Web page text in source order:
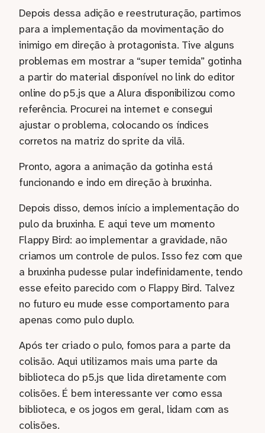
Depois dessa adição e reestruturação, partimos
para a implementação da movimentação do
inimigo em direção à protagonista. Tive alguns
problemas em mostrar a “super temida” gotinha
a partir do material disponível no link do editor
online do p5.js que a Alura disponibilizou como
referência. Procurei na internet e consegui
ajustar o problema, colocando os índices
corretos na matriz do sprite da vilã.
Pronto, agora a animação da gotinha está
funcionando e indo em direção à bruxinha.
Depois disso, demos início a implementação do
pulo da bruxinha. E aqui teve um momento
Flappy Bird: ao implementar a gravidade, não
criamos um controle de pulos. Isso fez com que
a bruxinha pudesse pular indefinidamente, tendo
esse efeito parecido com o Flappy Bird. Talvez
no futuro eu mude esse comportamento para
apenas como pulo duplo.
Após ter criado o pulo, fomos para a parte da
colisão. Aqui utilizamos mais uma parte da
biblioteca do p5.js que lida diretamente com
colisões. É bem interessante ver como essa
biblioteca, e os jogos em geral, lidam com as
colisões.